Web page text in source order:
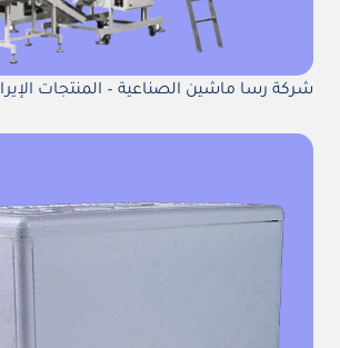
شركة رسا ماشين الصناعية – المنتجات